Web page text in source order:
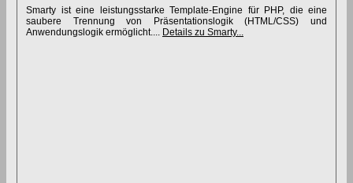
Smarty ist eine leistungsstarke Template-Engine für PHP, die eine
saubere Trennung von Präsentationslogik (HTML/CSS) und
Anwendungslogik ermöglicht.... Details zu Smarty...